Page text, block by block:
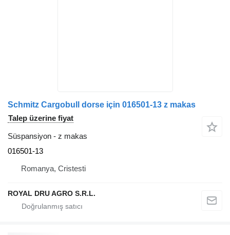
Schmitz Cargobull dorse için 016501-13 z makas
Talep üzerine fiyat
Süspansiyon - z makas
016501-13
Romanya, Cristesti
ROYAL DRU AGRO S.R.L.